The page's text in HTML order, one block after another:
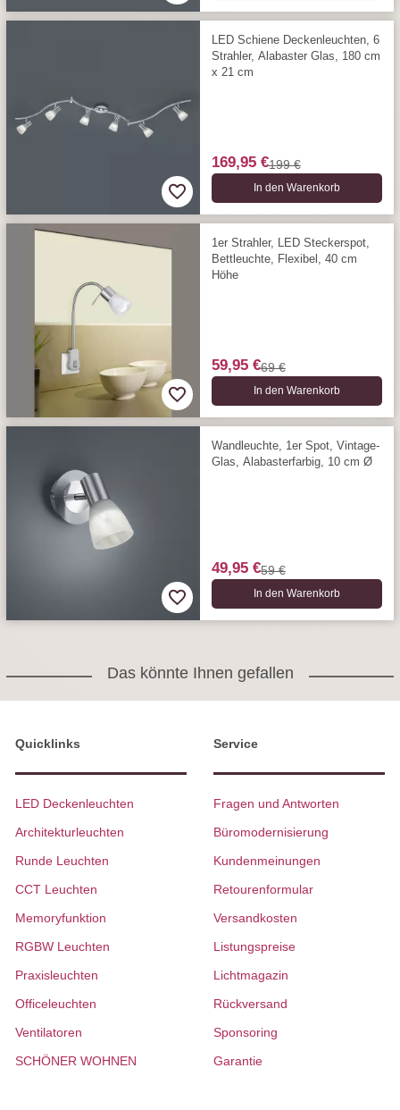
LED Schiene Deckenleuchten, 6
Strahler, Alabaster Glas, 180 cm
x 21 cm
169,95 €199 €
In den Warenkorb
1er Strahler, LED Steckerspot,
Bettleuchte, Flexibel, 40 cm
Höhe
59,95 €69 €
In den Warenkorb
Wandleuchte, 1er Spot, Vintage-
Glas, Alabasterfarbig, 10 cm Ø
49,95 €59 €
In den Warenkorb
Das könnte Ihnen gefallen
Quicklinks
LED Deckenleuchten
Architekturleuchten
Runde Leuchten
CCT Leuchten
Memoryfunktion
RGBW Leuchten
Praxisleuchten
Officeleuchten
Ventilatoren
SCHÖNER WOHNEN
Service
Fragen und Antworten
Büromodernisierung
Kundenmeinungen
Retourenformular
Versandkosten
Listungspreise
Lichtmagazin
Rückversand
Sponsoring
Garantie